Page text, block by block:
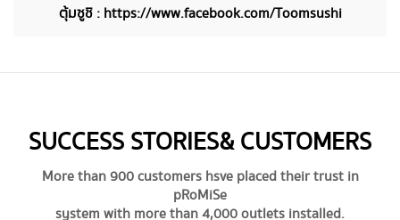
​ตุ้มซูชิ : https://www.facebook.com/Toomsushi
SUCCESS STORIES & CUSTOMERS
More than 900 customers hsve placed their trust in
pRoMiSe
system with more than 4,000 outlets installed.